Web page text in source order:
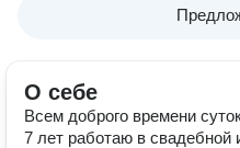
О себе
Всем доброго времени
7 лет работаю в свадебной